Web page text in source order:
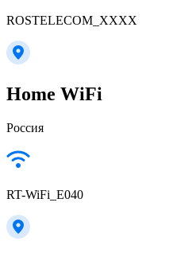
ROSTELECOM_XXXX
Home WiFi
Россия
RT-WiFi_E040